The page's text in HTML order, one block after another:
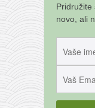
Pridružite
novo, ali